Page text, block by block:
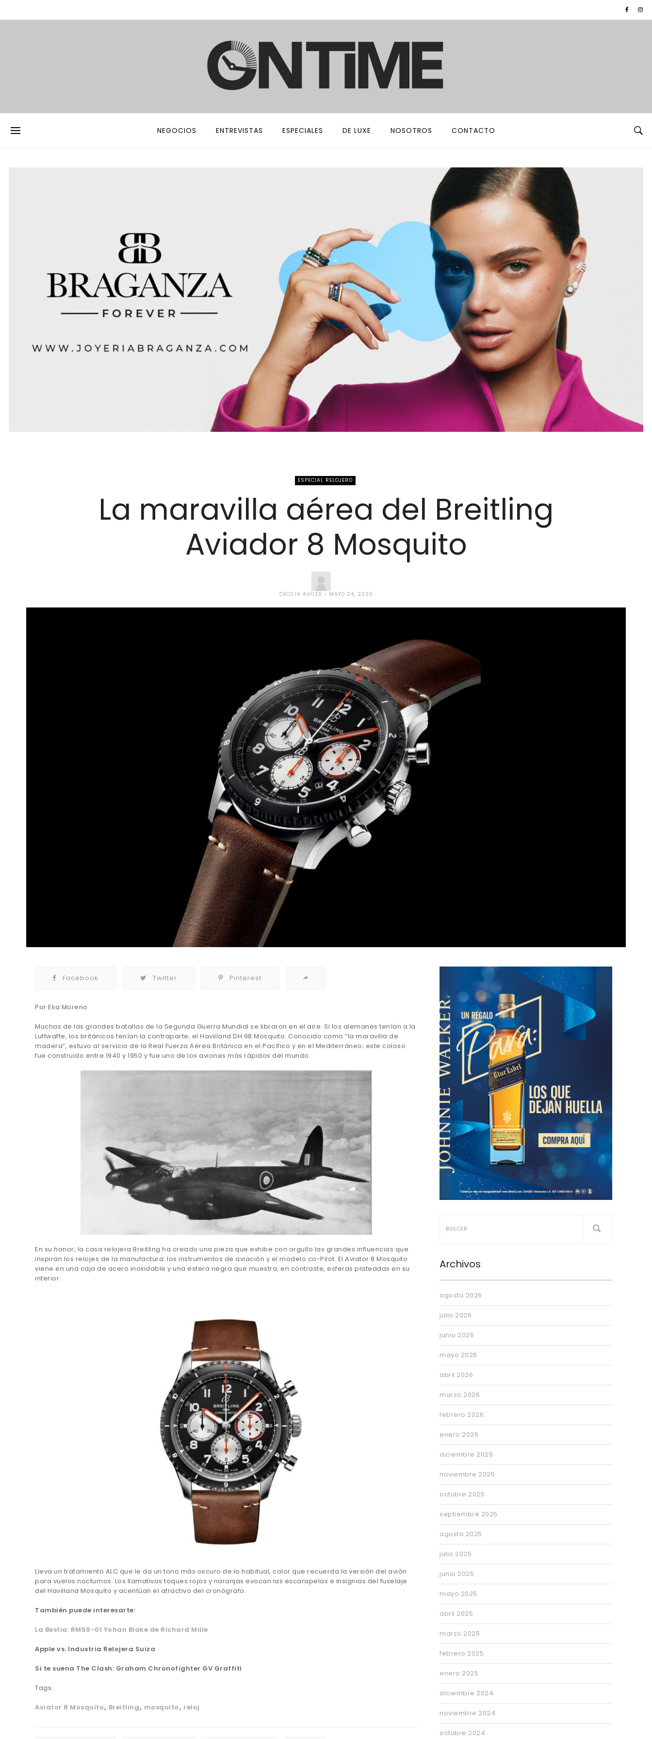
NEGOCIOS ENTREVISTAS ESPECIALES DE LUXE NOSOTROS CONTACTO
ESPECIAL RELOJERO
La maravilla aérea del Breitling
Aviador 8 Mosquito
CECILIA AVILES MAYO 24, 2020
Facebook Twitter Pinterest
Por Elia Moreno
Muchas de las grandes batallas de la Segunda Guerra Mundial se libraron en el aire. Si los alemanes tenían a la
Luftwaffe, los británicos tenían la contraparte; el Havilland DH.98 Mosquito. Conocido como “la maravilla de
madera”, estuvo al servicio de la Real Fuerza Aérea Británica en el Pacífico y en el Mediterráneo; este coloso
fue construido entre 1940 y 1950 y fue uno de los aviones más rápidos del mundo.
En su honor, la casa relojera Breitling ha creado una pieza que exhibe con orgullo las grandes influencias que
inspiran los relojes de la manufactura: los instrumentos de aviación y el modelo co-Pilot. El Aviator 8 Mosquito
viene en una caja de acero inoxidable y una esfera negra que muestra, en contraste, esferas plateadas en su
interior.
Lleva un tratamiento ALC que le da un tono más oscuro de lo habitual, color que recuerda la versión del avión
para vuelos nocturnos. Los llamativos toques rojos y naranjas evocan las escarapelas e insignias del fuselaje
del Havilland Mosquito y acentúan el atractivo del cronógrafo.
También puede interesarte:
La Bestia: RM59-01 Yohan Blake de Richard Mille
Apple vs. Industria Relojera Suiza
Si te suena The Clash: Graham Chronofighter GV Graffiti
Tags:
Aviator 8 Mosquito Breitling mosquito reloj
Archivos
agosto 2026
julio 2026
junio 2026
mayo 2026
abril 2026
marzo 2026
febrero 2026
enero 2026
diciembre 2025
noviembre 2025
octubre 2025
septiembre 2025
agosto 2025
julio 2025
junio 2025
mayo 2025
abril 2025
marzo 2025
febrero 2025
enero 2025
diciembre 2024
noviembre 2024
octubre 2024